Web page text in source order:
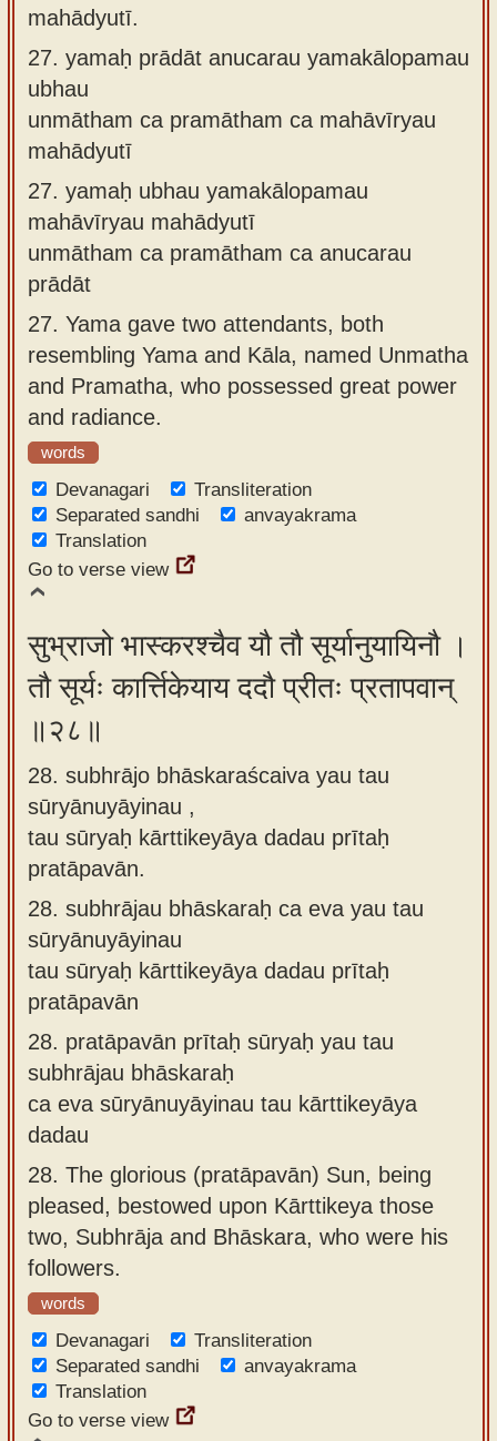
mahādyutī.
27. yamaḥ prādāt anucarau yamakālopamau
ubhau
unmātham ca pramātham ca mahāvīryau
mahādyutī
27. yamaḥ ubhau yamakālopamau
mahāvīryau mahādyutī
unmātham ca pramātham ca anucarau
prādāt
27. Yama gave two attendants, both
resembling Yama and Kāla, named Unmatha
and Pramatha, who possessed great power
and radiance.
words
Devanagari
Transliteration
Separated sandhi
anvayakrama
Translation
Go to verse view
सुभ्राजो भास्करश्चैव यौ तौ सूर्यानुयायिनौ ।
तौ सूर्यः कार्त्तिकेयाय ददौ प्रीतः प्रतापवान्
॥२८॥
28. subhrājo bhāskaraścaiva yau tau
sūryānuyāyinau ,
tau sūryaḥ kārttikeyāya dadau prītaḥ
pratāpavān.
28. subhrājau bhāskaraḥ ca eva yau tau
sūryānuyāyinau
tau sūryaḥ kārttikeyāya dadau prītaḥ
pratāpavān
28. pratāpavān prītaḥ sūryaḥ yau tau
subhrājau bhāskaraḥ
ca eva sūryānuyāyinau tau kārttikeyāya
dadau
28. The glorious (pratāpavān) Sun, being
pleased, bestowed upon Kārttikeya those
two, Subhrāja and Bhāskara, who were his
followers.
words
Devanagari
Transliteration
Separated sandhi
anvayakrama
Translation
Go to verse view